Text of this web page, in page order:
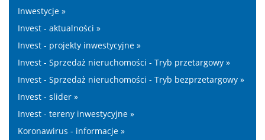
Inwestycje »
Invest - aktualności »
Invest - projekty inwestycyjne »
Invest - Sprzedaż nieruchomości - Tryb przetargowy »
Invest - Sprzedaż nieruchomości - Tryb bezprzetargowy »
Invest - slider »
Invest - tereny inwestycyjne »
Koronawirus - informacje »